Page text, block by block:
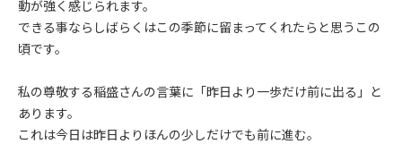
動が強く感じられます。
できる事ならしばらくはこの季節に留まってくれたらと思うこの
頃です。
私の尊敬する稲盛さんの言葉に「昨日より一歩だけ前に出る」と
あります。
これは今日は昨日よりほんの少しだけでも前に進む。